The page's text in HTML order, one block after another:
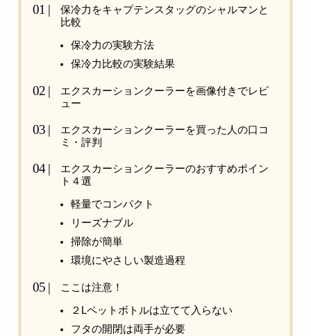
保冷力をキャプテンスタッグのシャルマンと
比較
保冷力の実験方法
保冷力比較の実験結果
エクスカーションクーラーを画像付きでレビ
ュー
エクスカーションクーラーを買った人の口コ
ミ・評判
エクスカーションクーラーのおすすめポイン
ト４選
軽量でコンパクト
リーズナブル
掃除が簡単
環境にやさしい製造過程
ここは注意！
２Lペットボトルは立てて入らない
フタの開閉は両手が必要